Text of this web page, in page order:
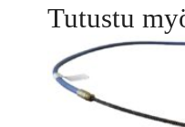
Tutustu